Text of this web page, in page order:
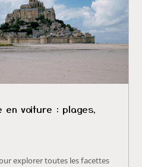
en voiture : plages,
explorer toutes les facettes